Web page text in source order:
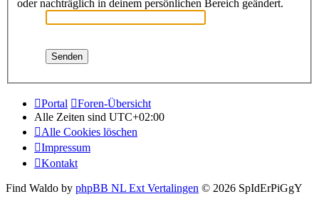
oder nachträglich in deinem persönlichen Bereich geändert.
Portal
Foren-Übersicht
Alle Zeiten sind UTC+02:00
Alle Cookies löschen
Impressum
Kontakt
Find Waldo by phpBB NL Ext Vertalingen © 2026 SpIdErPiGgY